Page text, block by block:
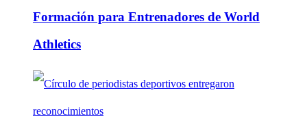
Formación para Entrenadores de World
Athletics